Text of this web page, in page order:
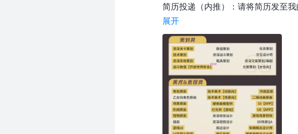
简历投递（内推）：请将简历发至
展开